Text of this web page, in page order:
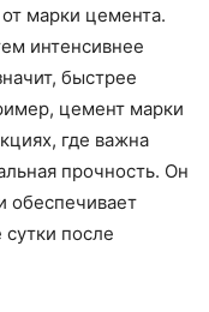
марки цемента.
интенсивнее
быстрее
цемент марки
где важна
прочность. Он
обеспечивает
после